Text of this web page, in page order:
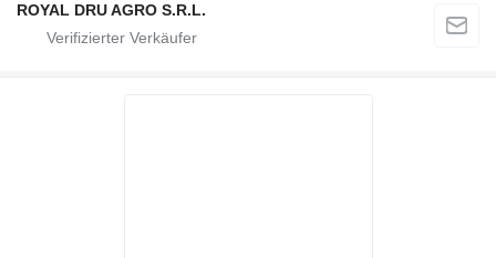
ROYAL DRU AGRO S.R.L.